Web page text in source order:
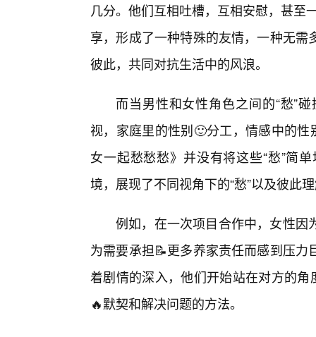
几分。他们互相吐槽，互相安慰，甚至
享，形成了一种特殊的友情，一种无
彼此，共同对抗生活中的风浪。
而当男性和女性角色之间的“愁”
视，家庭里的性别🙂分工，情感中的
女一起愁愁愁》并没有将这些“愁”简
境，展现了不同视角下的“愁”以及彼此
例如，在一次项目合作中，女性因
为需要承担📝更多养家责任而感到压
着剧情的深入，他们开始站在对方的
🔥默契和解决问题的方法。